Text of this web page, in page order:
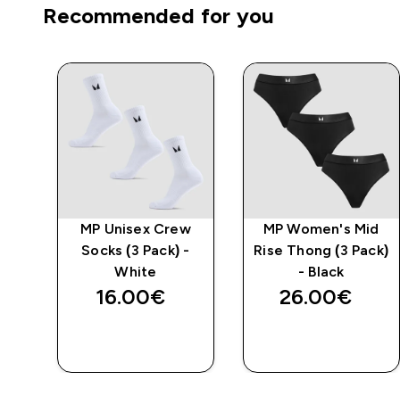
Recommended for you
MP Unisex Crew
Socks (3 Pack) -
White
16.00€‎
MP Women's Mid
Rise Thong (3 Pack)
- Black
26.00€‎